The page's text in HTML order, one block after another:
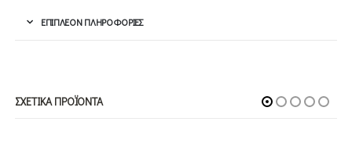
ΕΠΙΠΛΈΟΝ ΠΛΗΡΟΦΟΡΊΕΣ
ΣΧΕΤΙΚΆ ΠΡΟΪΌΝΤΑ